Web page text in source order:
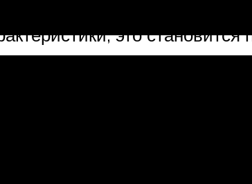
происходит более
это становится
высоких нагрузок,
подшипники,